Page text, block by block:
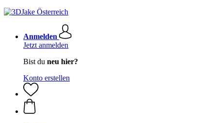
Anmelden
Jetzt anmelden
Bist du neu hier?
Konto erstellen